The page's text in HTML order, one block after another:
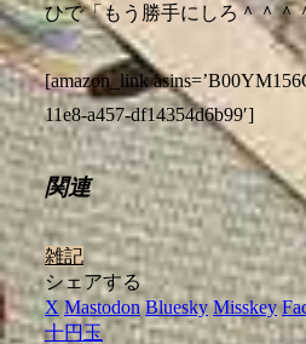
ひで「もう勝手にしろ＾＾＾
[amazon_link
11e8-a457-df14354d6b99′]
関連
雑記
シェアする
X Mastodon Bluesky Misskey
十円玉